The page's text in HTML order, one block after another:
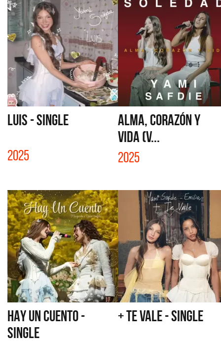
LUIS - SINGLE
2025
ALMA, CORAZÓN Y
VIDA (V...
2025
HAY UN CUENTO -
SINGLE
+ TE VALE - SINGLE